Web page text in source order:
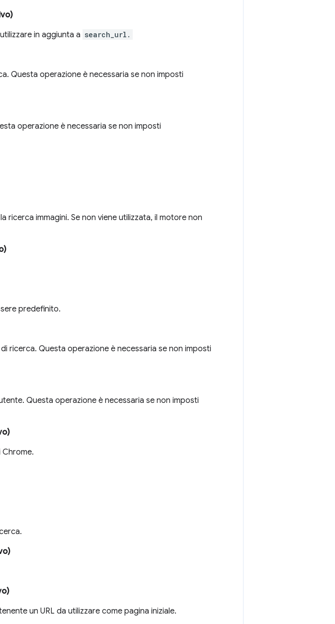
in aggiunta a search_url.
Questa operazione è necessaria se non imposti
operazione è necessaria se non imposti
ricerca immagini. Se non viene utilizzata, il motore non
predefinito.
ricerca. Questa operazione è necessaria se non imposti
Questa operazione è necessaria se non imposti
un URL da utilizzare come pagina iniziale.